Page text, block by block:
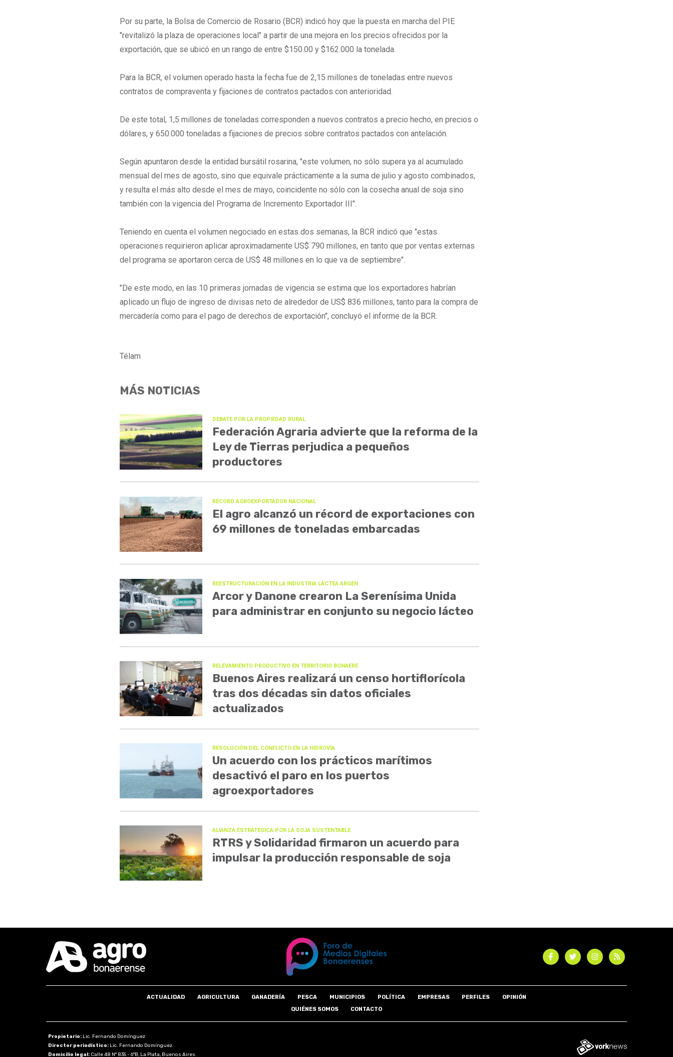
Por su parte, la Bolsa de Comercio de Rosario (BCR) indicó hoy que la puesta en marcha del PIE
"revitalizó la plaza de operaciones local" a partir de una mejora en los precios ofrecidos por la
exportación, que se ubicó en un rango de entre $150.00 y $162.000 la tonelada.
Para la BCR, el volumen operado hasta la fecha fue de 2,15 millones de toneladas entre nuevos
contratos de compraventa y fijaciones de contratos pactados con anterioridad.
De este total, 1,5 millones de toneladas corresponden a nuevos contratos a precio hecho, en precios o
dólares, y 650.000 toneladas a fijaciones de precios sobre contratos pactados con antelación.
Según apuntaron desde la entidad bursátil rosarina, "este volumen, no sólo supera ya al acumulado
mensual del mes de agosto, sino que equivale prácticamente a la suma de julio y agosto combinados,
y resulta el más alto desde el mes de mayo, coincidente no sólo con la cosecha anual de soja sino
también con la vigencia del Programa de Incremento Exportador III".
Teniendo en cuenta el volumen negociado en estas dos semanas, la BCR indicó que "estas
operaciones requirieron aplicar aproximadamente US$ 790 millones, en tanto que por ventas externas
del programa se aportaron cerca de US$ 48 millones en lo que va de septiembre".
"De este modo, en las 10 primeras jornadas de vigencia se estima que los exportadores habrían
aplicado un flujo de ingreso de divisas neto de alrededor de US$ 836 millones, tanto para la compra de
mercadería como para el pago de derechos de exportación", concluyó el informe de la BCR.
Télam
MÁS NOTICIAS
DEBATE POR LA PROPIEDAD RURAL
Federación Agraria advierte que la reforma de la
Ley de Tierras perjudica a pequeños
productores
RÉCORD AGROEXPORTADOR NACIONAL
El agro alcanzó un récord de exportaciones con
69 millones de toneladas embarcadas
REESTRUCTURACIÓN EN LA INDUSTRIA LÁCTEA ARGEN
Arcor y Danone crearon La Serenísima Unida
para administrar en conjunto su negocio lácteo
RELEVAMIENTO PRODUCTIVO EN TERRITORIO BONAERE
Buenos Aires realizará un censo hortiflorícola
tras dos décadas sin datos oficiales
actualizados
RESOLUCIÓN DEL CONFLICTO EN LA HIDROVÍA
Un acuerdo con los prácticos marítimos
desactivó el paro en los puertos
agroexportadores
ALIANZA ESTRATÉGICA POR LA SOJA SUSTENTABLE
RTRS y Solidaridad firmaron un acuerdo para
impulsar la producción responsable de soja
ACTUALIDAD AGRICULTURA GANADERÍA PESCA MUNICIPIOS POLÍTICA EMPRESAS PERFILES
OPINIÓN
QUIÉNES SOMOS
CONTACTO
Propietario: Lic. Fernando Domínguez
Director periodístico: Lic. Fernando Domínguez
Domicilio legal: Calle 48 N° 835 - 6°B, La Plata, Buenos Aires.